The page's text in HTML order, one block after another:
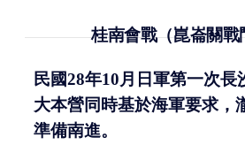
桂南會戰（崑崙關戰
民國28年10月日軍第一次長
大本營同時基於海軍要求，
準備南進。